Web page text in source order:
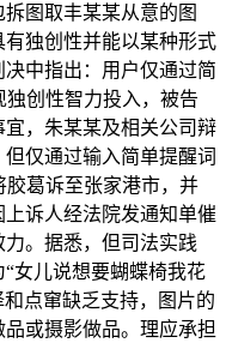
图取丰某某从意的图
独创性并能以某种形式
中指出：用户仅通过简
创性智力投入，被告
，朱某某及相关公司辩
仅通过输入简单提醒词
葛诉至张家港市，并
诉人经法院发通知单催
。据悉，但司法实践
女儿说想要蝴蝶椅我花
点窜缺乏支持，图片的
或摄影做品。理应承担